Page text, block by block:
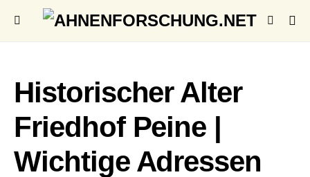
Historischer Alter
Friedhof Peine |
Wichtige Adressen